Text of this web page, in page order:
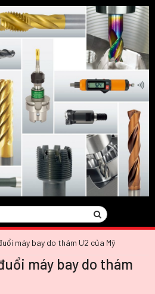
Search
máy bay do thám U2 của Mỹ
máy bay do thám